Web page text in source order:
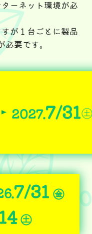
ーネット環境が必
が１台ごとに製品
必要です。
2027.7/31
7/31 ㊎
㊏